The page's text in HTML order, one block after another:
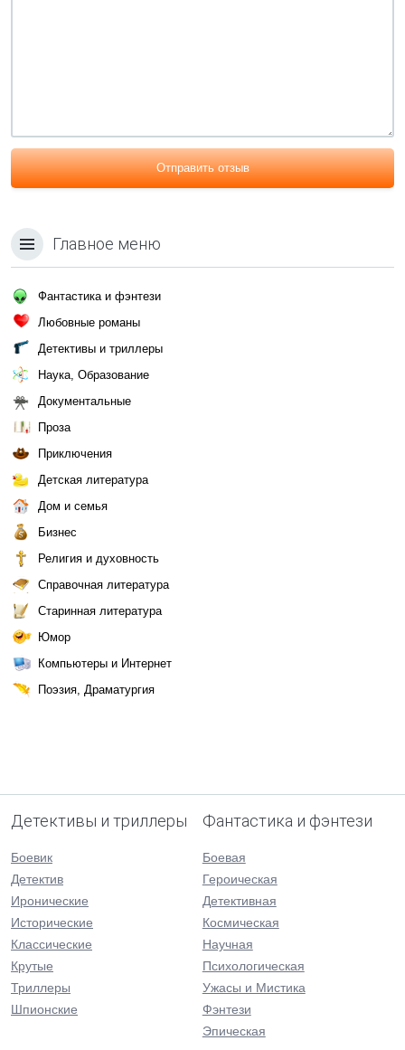
Отправить отзыв
Главное меню
Фантастика и фэнтези
Любовные романы
Детективы и триллеры
Наука, Образование
Документальные
Проза
Приключения
Детская литература
Дом и семья
Бизнес
Религия и духовность
Справочная литература
Старинная литература
Юмор
Компьютеры и Интернет
Поэзия, Драматургия
Детективы и триллеры
Боевик
Детектив
Иронические
Исторические
Классические
Крутые
Триллеры
Шпионские
Фантастика и фэнтези
Боевая
Героическая
Детективная
Космическая
Научная
Психологическая
Ужасы и Мистика
Фэнтези
Эпическая